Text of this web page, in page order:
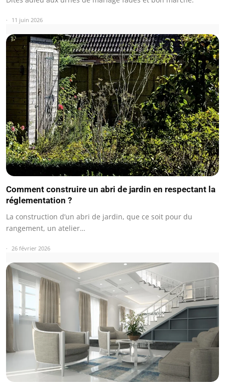
11 juin 2026
Comment construire un abri de jardin en respectant la
réglementation ?
La construction d’un abri de jardin, que ce soit pour du
rangement, un atelier…
26 février 2026